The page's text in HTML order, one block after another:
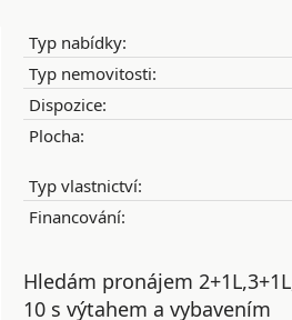
Typ nabídky:
Typ nemovitosti:
Dispozice:
Plocha:
Typ vlastnictví:
Financování:
Hledám pronájem
10 s výtahem a vybavením